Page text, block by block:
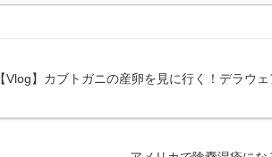
【Vlog】カブトガニの産卵を見に行く！デラウ